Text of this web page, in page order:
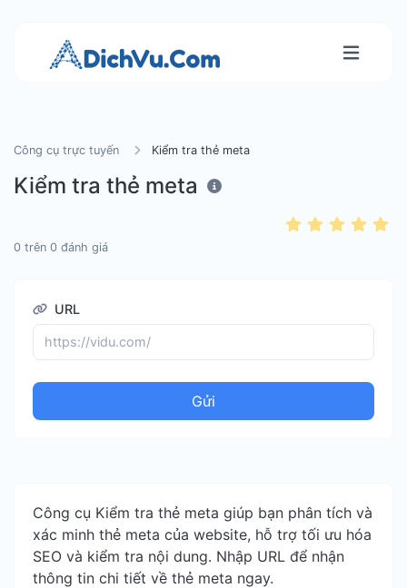
Công cụ trực tuyến Kiểm tra thẻ meta
Kiểm tra thẻ meta
0 trên 0 đánh giá
URL
Gửi
Công cụ Kiểm tra thẻ meta giúp bạn phân tích và
xác minh thẻ meta của website, hỗ trợ tối ưu hóa
SEO và kiểm tra nội dung. Nhập URL để nhận
thông tin chi tiết về thẻ meta ngay.